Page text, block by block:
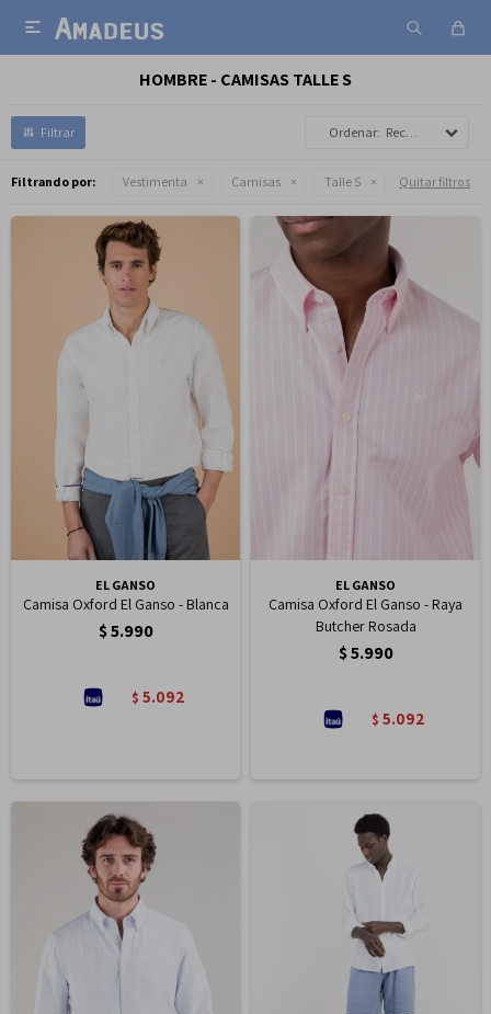

HOMBRE - CAMISAS TALLE S
Recomendados
Filtrando por: Vestimenta Camisas Talle S Quitar filtros
EL GANSO
Camisa Oxford El Ganso - Blanca
$5.990
$ 5.092
EL GANSO
Camisa Oxford El Ganso - Raya
Butcher Rosada
$5.990
$ 5.092